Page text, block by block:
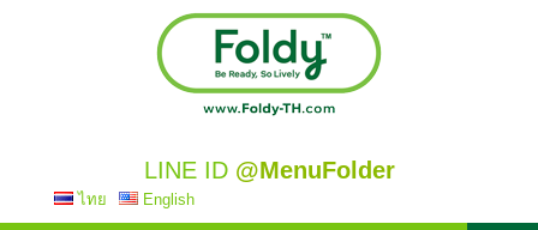
LINE ID @MenuFolder
ไทย English